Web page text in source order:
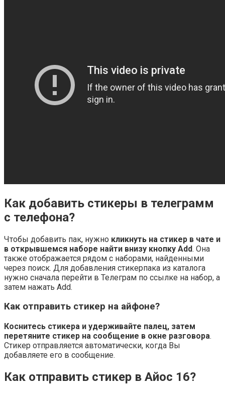
Как добавить стикеры в телеграмм
с телефона?
Чтобы добавить пак, нужно кликнуть на стикер в чате и
в открывшемся наборе найти внизу кнопку Add. Она
также отображается рядом с наборами, найденными
через поиск. Для добавления стикерпака из каталога
нужно сначала перейти в Телеграм по ссылке на набор, а
затем нажать Add.
Как отправить стикер на айфоне?
Коснитесь стикера и удерживайте палец, затем
перетяните стикер на сообщение в окне разговора.
Стикер отправляется автоматически, когда Вы
добавляете его в сообщение.
Как отправить стикер в Айос 16?